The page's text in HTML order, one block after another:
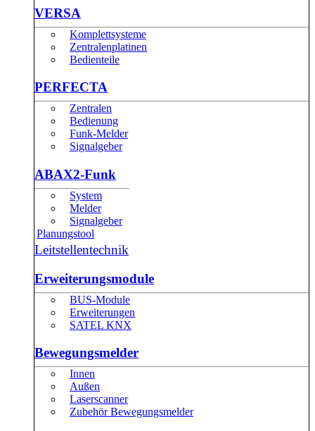
VERSA
Komplettsysteme
Zentralenplatinen
Bedienteile
PERFECTA
Zentralen
Bedienung
Funk-Melder
Signalgeber
ABAX2-Funk
System
Melder
Signalgeber
Planungstool
Leitstellentechnik
Erweiterungsmodule
BUS-Module
Erweiterungen
SATEL KNX
Bewegungsmelder
Innen
Außen
Laserscanner
Zubehör Bewegungsmelder